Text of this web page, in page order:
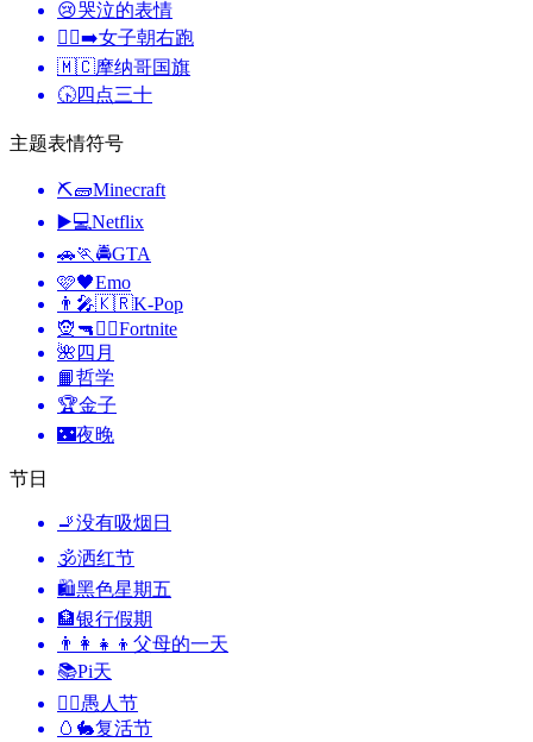
😢哭泣的表情
🏃‍♀️‍➡️女子朝右跑
🇲🇨摩纳哥国旗
🕟四点三十
主题表情符号
⛏🧱Minecraft
▶️💻Netflix
🚗🏃🚔GTA
🩷🖤Emo
👨‍🎤🇰🇷K-Pop
🧝🔫🦹‍♂️Fortnite
🌺 四月
📙哲学
🏆金子
🌃夜晚
节日
🚬没有吸烟日
🕉洒红节
🛍黑色星期五
🏦银行假期
👨‍👩‍👧‍👦 父母的一天
📚Pi天
🙆‍♂️愚人节
🥚🐇复活节